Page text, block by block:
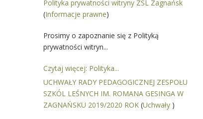
Polityka prywatności witryny ZSL Zagnańsk
(Informacje prawne)
Prosimy o zapoznanie się z Polityką
prywatności witryn...
Czytaj więcej: Polityka...
UCHWAŁY RADY PEDAGOGICZNEJ ZESPOŁU
SZKÓL LEŚNYCH IM. ROMANA GESINGA W
ZAGNAŃSKU 2019/2020 ROK (Uchwały )